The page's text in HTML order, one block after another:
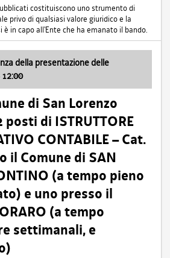
costituiscono uno strumento di
privo di qualsiasi valore giuridico e la
in capo all'Ente che ha emanato il bando.
della presentazione delle
di San Lorenzo
di ISTRUTTORE
CONTABILE – Cat.
il Comune di SAN
(a tempo pieno
e uno presso il
(a tempo
settimanali, e